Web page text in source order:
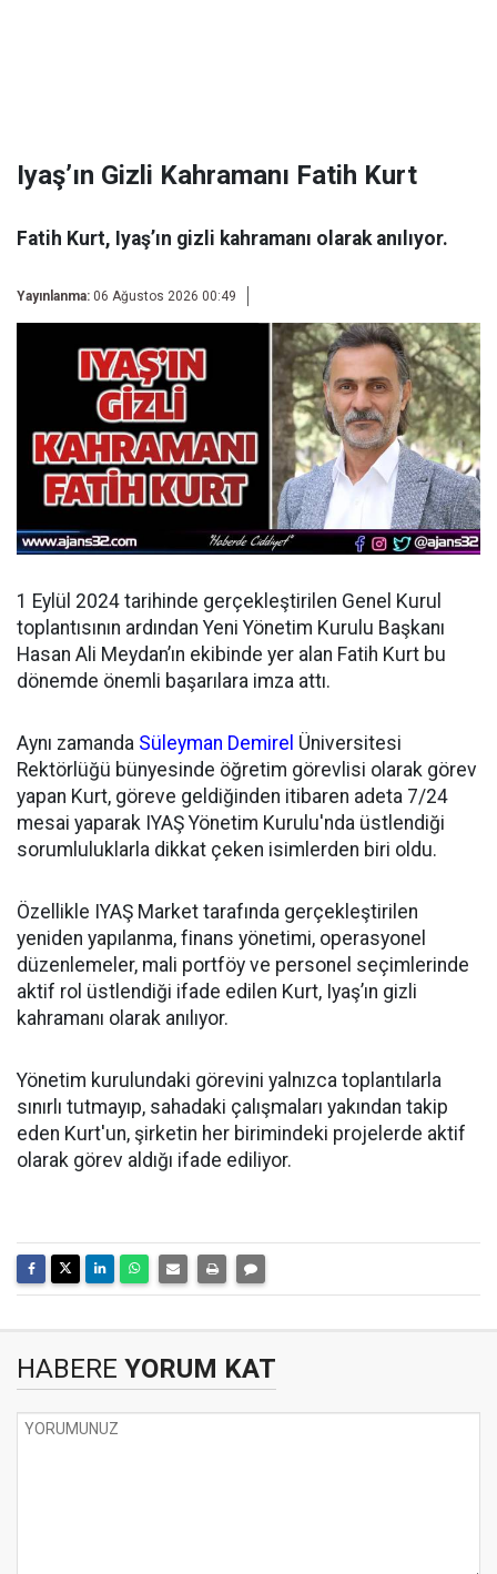
Iyaş’ın Gizli Kahramanı Fatih Kurt
Fatih Kurt, Iyaş’ın gizli kahramanı olarak anılıyor.
Yayınlanma: 06 Ağustos 2026 00:49
1 Eylül 2024 tarihinde gerçekleştirilen Genel Kurul
toplantısının ardından Yeni Yönetim Kurulu Başkanı
Hasan Ali Meydan’ın ekibinde yer alan Fatih Kurt bu
dönemde önemli başarılara imza attı.
Aynı zamanda Süleyman Demirel Üniversitesi
Rektörlüğü bünyesinde öğretim görevlisi olarak görev
yapan Kurt, göreve geldiğinden itibaren adeta 7/24
mesai yaparak IYAŞ Yönetim Kurulu'nda üstlendiği
sorumluluklarla dikkat çeken isimlerden biri oldu.
Özellikle IYAŞ Market tarafında gerçekleştirilen
yeniden yapılanma, finans yönetimi, operasyonel
düzenlemeler, mali portföy ve personel seçimlerinde
aktif rol üstlendiği ifade edilen Kurt, Iyaş’ın gizli
kahramanı olarak anılıyor.
Yönetim kurulundaki görevini yalnızca toplantılarla
sınırlı tutmayıp, sahadaki çalışmaları yakından takip
eden Kurt'un, şirketin her birimindeki projelerde aktif
olarak görev aldığı ifade ediliyor.
HABERE YORUM KAT